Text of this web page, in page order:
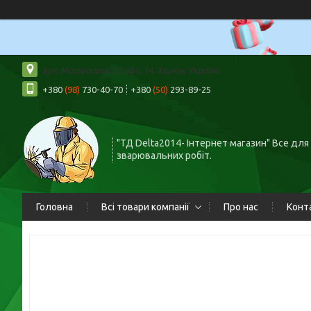
вул. Матросова 20 офіс 14, Харків, Україна
+380 (98) 730-40-70 +380 (50) 293-89-25
"ТД Delta2014- Інтернет магазин" Все для
зварювальних робіт.
Головна Всі товари компанії Про нас